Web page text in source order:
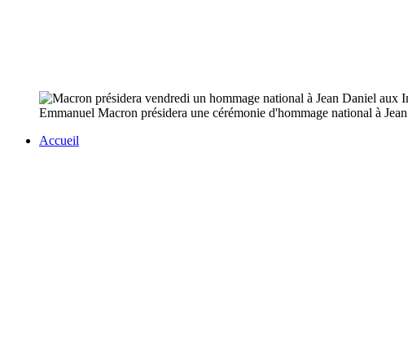
Emmanuel Macron présidera une cérémonie d'hommage national à
Accueil